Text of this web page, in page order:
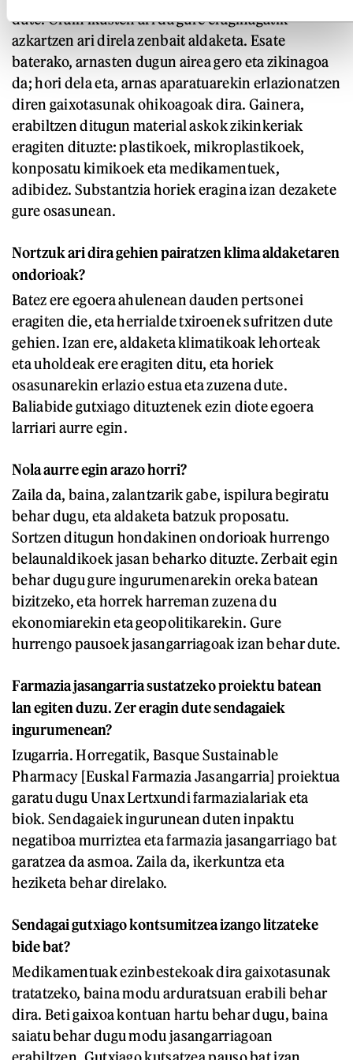
dute. Orain ikusten ari da gure eraginagatik
azkartzen ari direla zenbait aldaketa. Esate
baterako, arnasten dugun airea gero eta zikinagoa
da; hori dela eta, arnas aparatuarekin erlazionatzen
diren gaixotasunak ohikoagoak dira. Gainera,
erabiltzen ditugun material askok zikinkeriak
eragiten dituzte: plastikoek, mikroplastikoek,
konposatu kimikoek eta medikamentuek,
adibidez. Substantzia horiek eragina izan dezakete
gure osasunean.
Nortzuk ari dira gehien pairatzen klima aldaketaren
ondorioak?
Batez ere egoera ahulenean dauden pertsonei
eragiten die, eta herrialde txiroenek sufritzen dute
gehien. Izan ere, aldaketa klimatikoak lehorteak
eta uholdeak ere eragiten ditu, eta horiek
osasunarekin erlazio estua eta zuzena dute.
Baliabide gutxiago dituztenek ezin diote egoera
larriari aurre egin.
Nola aurre egin arazo horri?
Zaila da, baina, zalantzarik gabe, ispilura begiratu
behar dugu, eta aldaketa batzuk proposatu.
Sortzen ditugun hondakinen ondorioak hurrengo
belaunaldikoek jasan beharko dituzte. Zerbait egin
behar dugu gure ingurumenarekin oreka batean
bizitzeko, eta horrek harreman zuzena du
ekonomiarekin eta geopolitikarekin. Gure
hurrengo pausoek jasangarriagoak izan behar dute.
Farmazia jasangarria sustatzeko proiektu batean
lan egiten duzu. Zer eragin dute sendagaiek
ingurumenean?
Izugarria. Horregatik, Basque Sustainable
Pharmacy [Euskal Farmazia Jasangarria] proiektua
garatu dugu Unax Lertxundi farmazialariak eta
biok. Sendagaiek ingurunean duten inpaktu
negatiboa murriztea eta farmazia jasangarriago bat
garatzea da asmoa. Zaila da, ikerkuntza eta
heziketa behar direlako.
Sendagai gutxiago kontsumitzea izango litzateke
bide bat?
Medikamentuak ezinbestekoak dira gaixotasunak
tratatzeko, baina modu arduratsuan erabili behar
dira. Beti gaixoa kontuan hartu behar dugu, baina
saiatu behar dugu modu jasangarriagoan